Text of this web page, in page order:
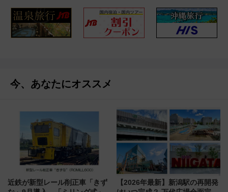
今、あなたにオススメ
近鉄が新型レール削正車「きず
【2026年最新】新潟駅の再開発